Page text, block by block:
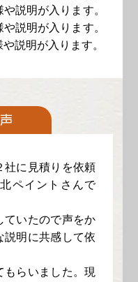
説明が入ります。
説明が入ります。
説明が入ります。
社に見積りを依頼
ペイントさんで
ていたので声をか
説明に共感して依
らいました。現